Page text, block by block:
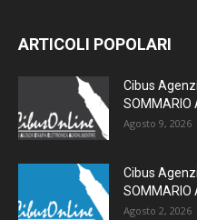
ARTICOLI POPOLARI
Cibus
SOMMARIO
Agosto 9, 2026
Cibus
SOMMARIO
Agosto 2, 2026